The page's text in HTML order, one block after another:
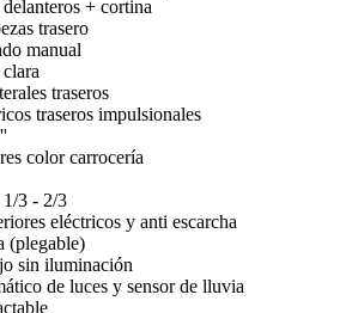
+ cortina
trasero
manual
traseros
traseros impulsionales
color carrocería
1/3 - 2/3
eléctricos y anti escarcha
(plegable)
sin iluminación
de luces y sensor de lluvia